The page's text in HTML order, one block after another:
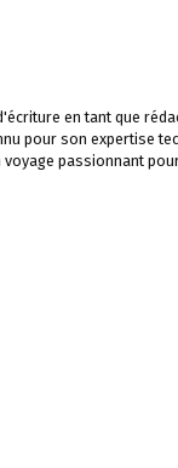
en tant que
pour son expertise
passionnant